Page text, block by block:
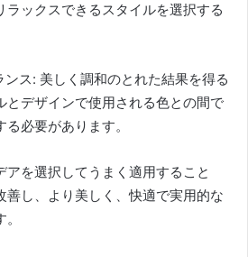
ラックスできるスタイルを選択する
ス: 美しく調和のとれた結果を得る
とデザインで使用される色との間で
必要があります。
を選択してうまく適用すること
善し、より美しく、快適で実用的な